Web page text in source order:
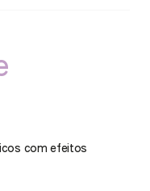
com efeitos